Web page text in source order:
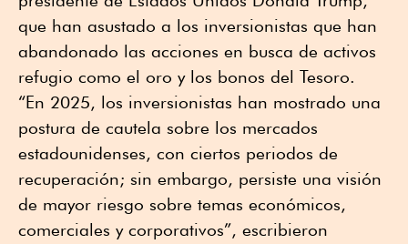
que han asustado a los inversionistas que han
abandonado las acciones en busca de activos
refugio como el oro y los bonos del Tesoro.
“En 2025, los inversionistas han mostrado una
postura de cautela sobre los mercados
estadounidenses, con ciertos periodos de
recuperación; sin embargo, persiste una visión
de mayor riesgo sobre temas económicos,
comerciales y corporativos”, escribieron